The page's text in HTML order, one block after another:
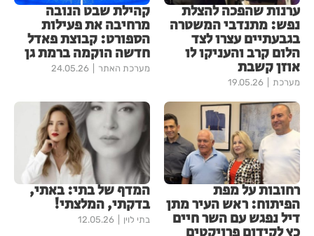
ערנות שהפכה להצלת
נפש: מתנדבי המשטרה
בגבעתיים עצרו לצד
הלום קרב והעניקו לו
אוזן קשבת
מערכת 19.05.26
קהילת שבט הנובה
מרחיבה את פעילות
הספורט: קבוצת פאדל
חדשה הוקמה ברמת גן
מערכת האתר 24.05.26
רחובות על מפת
הפיתוח: ראש העיר מתן
דיל נפגש עם השר חיים
המדף של בתי: באתי,
בדקתי, המלצתי!
בתי לוין 12.05.26